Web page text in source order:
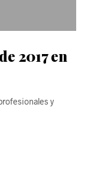
2017 en
y